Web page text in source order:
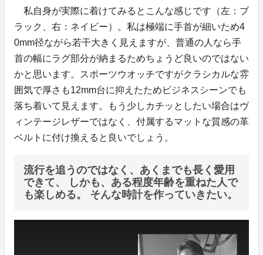
私自身が実際に着けてみるとこんな感じです（左：ブ
ラック、右：ネイビー）。私は極端に手首が細いため4
0mm径ながら若干大きく見えますが、普通の人なら手
首の幅にラグ部分が納まるためちょうど良いのではない
かと思います。スポーツウオッチですがクラシカルな雰
囲気で厚さも12mm台に抑えたためビジネスシーンでも
落ち着いて見えます。もう少しカチッとしたい場合はヴ
ィンテージレザーではなく、付属するマットな質感の革
ベルトに付け換えると良いでしょう。
流行を追うのではなく、あくまでも長く愛用
できて、 しかも、ある程度年齢を重ねた人で
も楽しめる。 そんな時計を作っていきたい。